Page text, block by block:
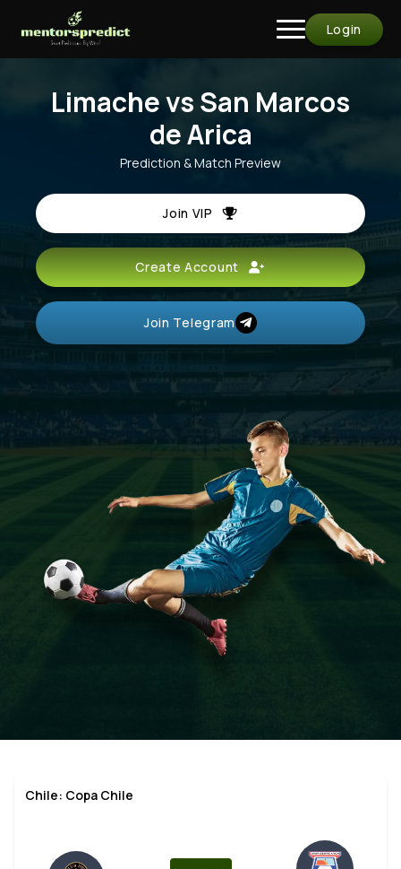
Login
Limache vs San Marcos
de Arica
Prediction & Match Preview
Join VIP
Create Account
Join Telegram
Chile: Copa Chile